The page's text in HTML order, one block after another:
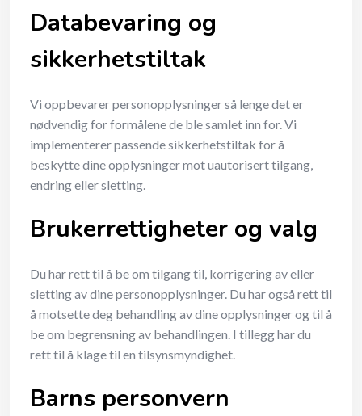
Databevaring og
sikkerhetstiltak
Vi oppbevarer personopplysninger så lenge det er
nødvendig for formålene de ble samlet inn for. Vi
implementerer passende sikkerhetstiltak for å
beskytte dine opplysninger mot uautorisert tilgang,
endring eller sletting.
Brukerrettigheter og valg
Du har rett til å be om tilgang til, korrigering av eller
sletting av dine personopplysninger. Du har også rett til
å motsette deg behandling av dine opplysninger og til å
be om begrensning av behandlingen. I tillegg har du
rett til å klage til en tilsynsmyndighet.
Barns personvern